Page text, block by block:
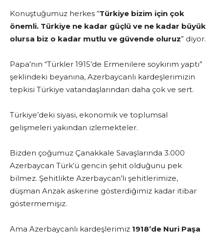
Konuştuğumuz herkes “Türkiye bizim için çok
önemli. Türkiye ne kadar güçlü ve ne kadar büyük
olursa biz o kadar mutlu ve güvende oluruz” diyor.
Papa’nın “Türkler 1915’de Ermenilere soykırım yaptı”
şeklindeki beyanına, Azerbaycanlı kardeşlerimizin
tepkisi Türkiye vatandaşlarından daha çok ve sert.
Türkiye’deki siyasi, ekonomik ve toplumsal
gelişmeleri yakından izlemekteler.
Bizden çoğumuz Çanakkale Savaşlarında 3.000
Azerbaycan Türk’ü gencin şehit olduğunu pek
bilmez. Şehitlikte Azerbaycan’lı şehitlerimize,
düşman Anzak askerine gösterdiğimiz kadar itibar
göstermemişiz.
Ama Azerbaycanlı kardeşlerimiz 1918’de Nuri Paşa